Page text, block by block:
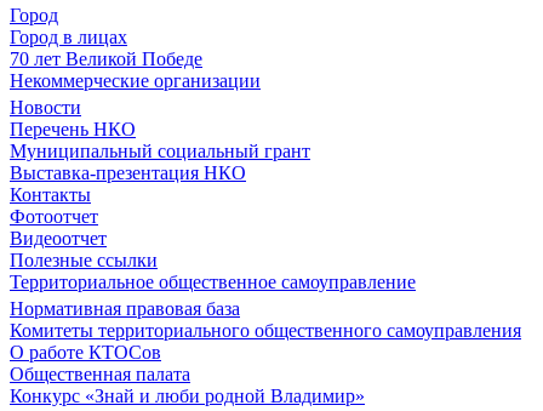
Город
Город в лицах
70 лет Великой Победе
Некоммерческие организации
Новости
Перечень НКО
Муниципальный социальный грант
Выставка-презентация НКО
Контакты
Фотоотчет
Видеоотчет
Полезные ссылки
Территориальное общественное самоуправление
Нормативная правовая база
Комитеты территориального общественного самоуправления
О работе КТОСов
Общественная палата
Конкурс «Знай и люби родной Владимир»